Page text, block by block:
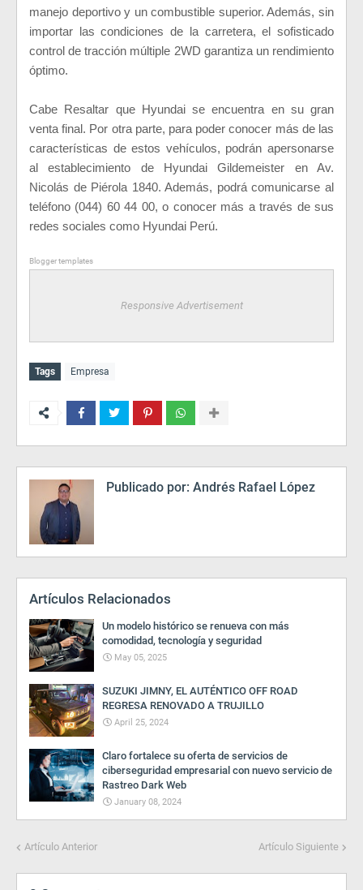
manejo deportivo y un combustible superior. Además, sin
importar las condiciones de la carretera, el sofisticado
control de tracción múltiple 2WD garantiza un rendimiento
óptimo.
Cabe Resaltar que Hyundai se encuentra en su gran
venta final. Por otra parte, para poder conocer más de las
características de estos vehículos, podrán apersonarse
al establecimiento de Hyundai Gildemeister en Av.
Nicolás de Piérola 1840. Además, podrá comunicarse al
teléfono (044) 60 44 00, o conocer más a través de sus
redes sociales como Hyundai Perú.
Blogger templates
Responsive Advertisement
Tags Empresa
Publicado por: Andrés Rafael López
Artículos Relacionados
Un modelo histórico se renueva con más
comodidad, tecnología y seguridad
May 05, 2025
SUZUKI JIMNY, EL AUTÉNTICO OFF ROAD
REGRESA RENOVADO A TRUJILLO
April 25, 2024
Claro fortalece su oferta de servicios de
ciberseguridad empresarial con nuevo servicio de
Rastreo Dark Web
January 08, 2024
Artículo Anterior Artículo Siguiente